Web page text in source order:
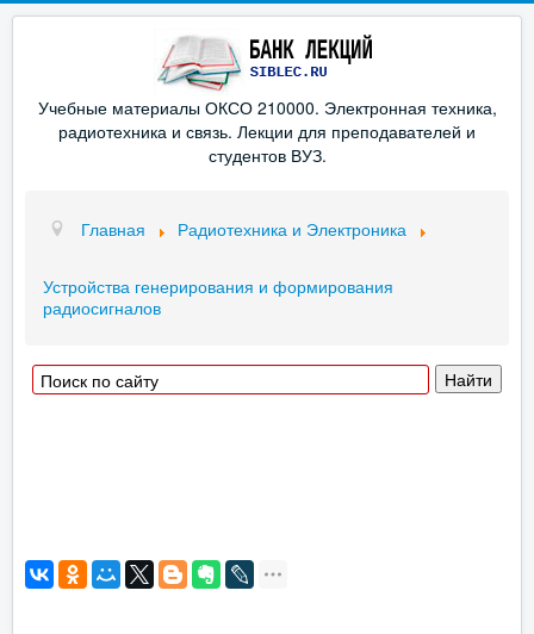
Учебные материалы ОКСО 210000. Электронная техника,
радиотехника и связь. Лекции для преподавателей и
студентов ВУЗ.
Главная Радиотехника и Электроника
Устройства генерирования и формирования
радиосигналов